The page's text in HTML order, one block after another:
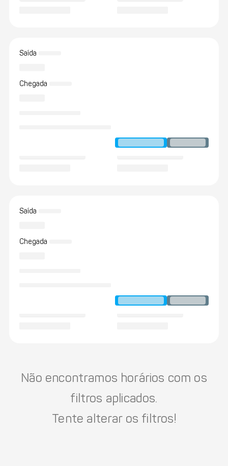
Saída
Chegada
Saída
Chegada
Não encontramos horários com os
filtros aplicados.
Tente alterar os filtros!